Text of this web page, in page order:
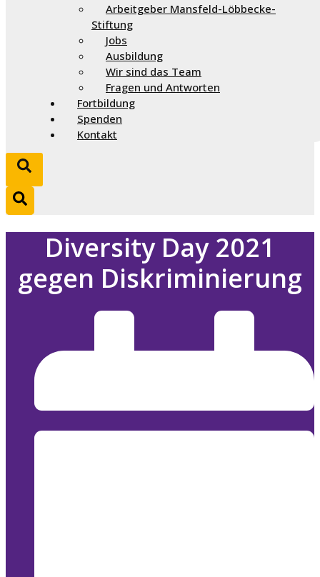
Arbeitgeber Mansfeld-Löbbecke-
Stiftung
Jobs
Ausbildung
Wir sind das Team
Fragen und Antworten
Fortbildung
Spenden
Kontakt
Diversity Day 2021
gegen Diskriminierung